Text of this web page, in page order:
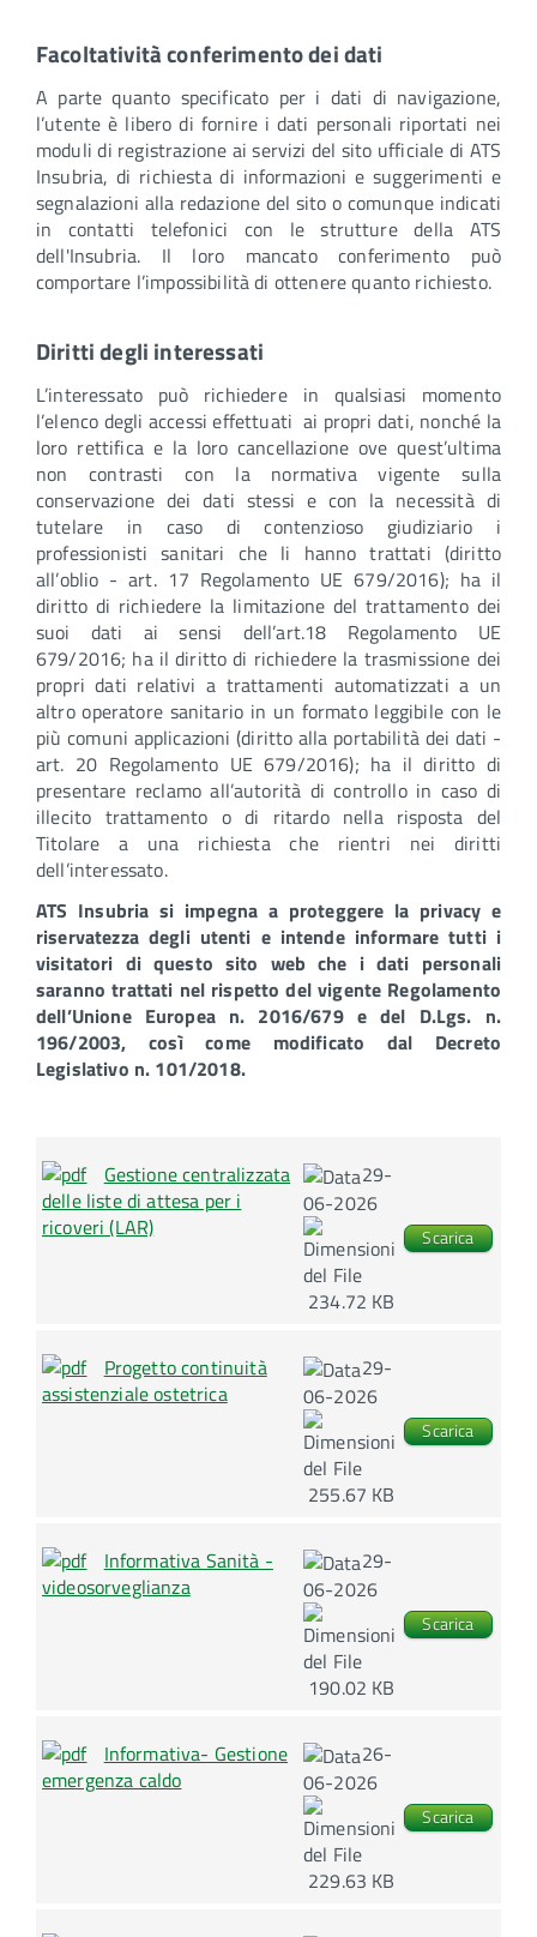
Facoltatività conferimento dei dati
A parte quanto specificato per i dati di navigazione,
l’utente è libero di fornire i dati personali riportati nei
moduli di registrazione ai servizi del sito ufficiale di ATS
Insubria, di richiesta di informazioni e suggerimenti e
segnalazioni alla redazione del sito o comunque indicati
in contatti telefonici con le strutture della ATS
dell'Insubria. Il loro mancato conferimento può
comportare l’impossibilità di ottenere quanto richiesto.
Diritti degli interessati
L’interessato può richiedere in qualsiasi momento
l’elenco degli accessi effettuati ai propri dati, nonché la
loro rettifica e la loro cancellazione ove quest’ultima
non contrasti con la normativa vigente sulla
conservazione dei dati stessi e con la necessità di
tutelare in caso di contenzioso giudiziario i
professionisti sanitari che li hanno trattati (diritto
all’oblio - art. 17 Regolamento UE 679/2016); ha il
diritto di richiedere la limitazione del trattamento dei
suoi dati ai sensi dell’art.18 Regolamento UE
679/2016; ha il diritto di richiedere la trasmissione dei
propri dati relativi a trattamenti automatizzati a un
altro operatore sanitario in un formato leggibile con le
più comuni applicazioni (diritto alla portabilità dei dati -
art. 20 Regolamento UE 679/2016); ha il diritto di
presentare reclamo all’autorità di controllo in caso di
illecito trattamento o di ritardo nella risposta del
Titolare a una richiesta che rientri nei diritti
dell’interessato.
ATS Insubria si impegna a proteggere la privacy e
riservatezza degli utenti e intende informare tutti i
visitatori di questo sito web che i dati personali
saranno trattati nel rispetto del vigente Regolamento
dell’Unione Europea n. 2016/679 e del D.Lgs. n.
196/2003, così come modificato dal Decreto
Legislativo n. 101/2018.
Gestione centralizzata
delle liste di attesa per i
ricoveri (LAR)
29-
06-2026
234.72 KB
Scarica
Progetto continuità
assistenziale ostetrica
29-
06-2026
255.67 KB
Scarica
Informativa Sanità -
videosorveglianza
29-
06-2026
190.02 KB
Scarica
Informativa- Gestione
emergenza caldo
26-
06-2026
229.63 KB
Scarica